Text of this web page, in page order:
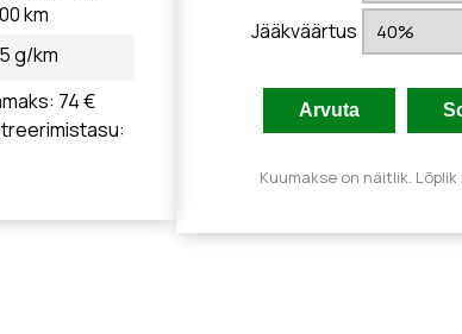
km
g/km
74 €
Jääkväärtus
Kuumakse on näitlik.